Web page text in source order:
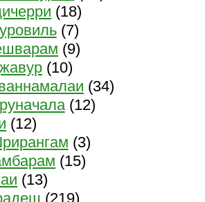
(18)
(7)
(9)
(10)
(34)
(12)
(12)
(3)
(15)
(13)
(219)